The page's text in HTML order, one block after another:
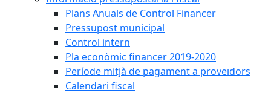
Plans Anuals de Control Financer
Pressupost municipal
Control intern
Pla econòmic financer 2019-2020
Període mitjà de pagament a proveïdors
Calendari fiscal